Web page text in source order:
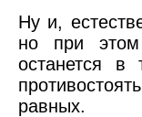
Ну и,
но при
останется
равных.